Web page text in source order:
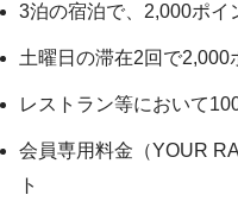
3泊の宿泊で、2,000ポイ
土曜日の滞在2回で2,000
レストラン等において
会員専用料金（YOUR
ト